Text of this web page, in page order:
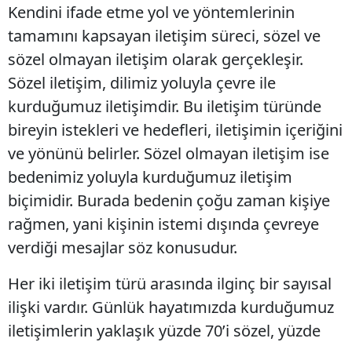
Kendini ifade etme yol ve yöntemlerinin
tamamını kapsayan iletişim süreci, sözel ve
sözel olmayan iletişim olarak gerçekleşir.
Sözel iletişim, dilimiz yoluyla çevre ile
kurduğumuz iletişimdir. Bu iletişim türünde
bireyin istekleri ve hedefleri, iletişimin içeriğini
ve yönünü belirler. Sözel olmayan iletişim ise
bedenimiz yoluyla kurduğumuz iletişim
biçimidir. Burada bedenin çoğu zaman kişiye
rağmen, yani kişinin istemi dışında çevreye
verdiği mesajlar söz konusudur.
Her iki iletişim türü arasında ilginç bir sayısal
ilişki vardır. Günlük hayatımızda kurduğumuz
iletişimlerin yaklaşık yüzde 70’i sözel, yüzde